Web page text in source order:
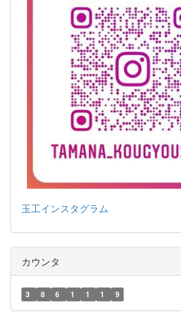
玉工インスタグラム
カウンタ
3 8 6 1 1 1 9